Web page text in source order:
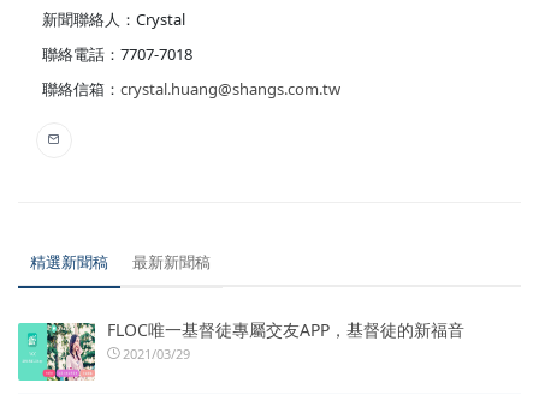
新聞聯絡人：Crystal
聯絡電話：7707-7018
聯絡信箱： crystal.huang@shangs.com.tw
精選新聞稿 最新新聞稿
FLOC唯一基督徒專屬交友APP，基督徒的新福音
2021/03/29